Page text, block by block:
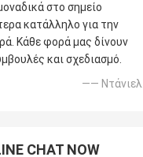
στο σημείο
κατάλληλο για την
Κάθε φορά μας δίνουν
και σχεδιασμό.
—— Ντάνιελ
CHAT NOW